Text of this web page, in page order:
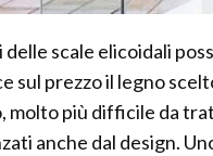
delle scale elicoidali
sul prezzo il legno
molto più difficile da
anche dal design.